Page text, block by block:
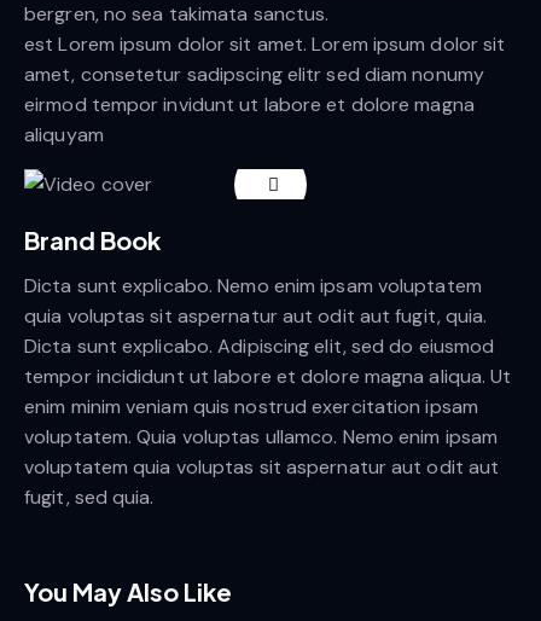
bergren, no sea takimata sanctus.
est Lorem ipsum dolor sit amet. Lorem ipsum dolor sit
amet, consetetur sadipscing elitr sed diam nonumy
eirmod tempor invidunt ut labore et dolore magna
aliquyam
Brand Book
Dicta sunt explicabo. Nemo enim ipsam voluptatem
quia voluptas sit aspernatur aut odit aut fugit, quia.
Dicta sunt explicabo. Adipiscing elit, sed do eiusmod
tempor incididunt ut labore et dolore magna aliqua. Ut
enim minim veniam quis nostrud exercitation ipsam
voluptatem. Quia voluptas ullamco. Nemo enim ipsam
voluptatem quia voluptas sit aspernatur aut odit aut
fugit, sed quia.
You May Also Like